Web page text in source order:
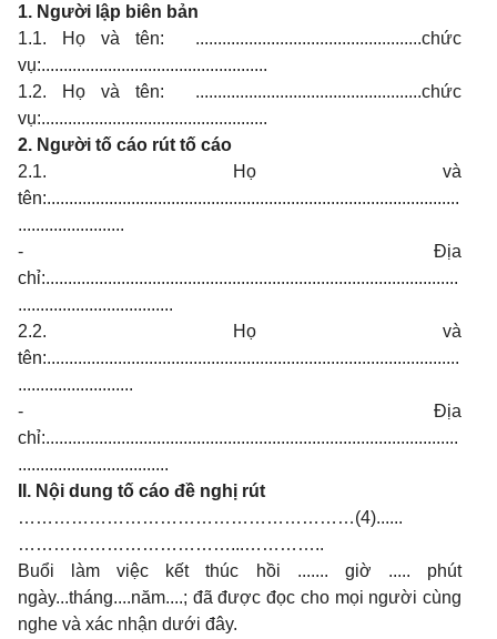
1. Người lập biên bản
1.1. Họ và tên: ...................................................chức
vụ:...................................................
1.2. Họ và tên: ...................................................chức
vụ:...................................................
2. Người tố cáo rút tố cáo
2.1. Họ và
tên:.............................................................................................
........................
- Địa
chỉ:.............................................................................................
...................................
2.2. Họ và
tên:.............................................................................................
..........................
- Địa
chỉ:.............................................................................................
..................................
II. Nội dung tố cáo đề nghị rút
…………………………………………………(4)......
………………………………...…………..
Buổi làm việc kết thúc hồi ....... giờ ..... phút
ngày...tháng....năm....; đã được đọc cho mọi người cùng
nghe và xác nhận dưới đây.